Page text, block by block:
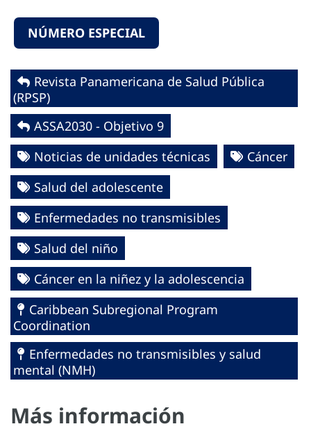
NÚMERO ESPECIAL
Revista Panamericana de Salud Pública
(RPSP)
ASSA2030 - Objetivo 9
Noticias de unidades técnicas
Cáncer
Salud del adolescente
Enfermedades no transmisibles
Salud del niño
Cáncer en la niñez y la adolescencia
Caribbean Subregional Program
Coordination
Enfermedades no transmisibles y salud
mental (NMH)
Más información